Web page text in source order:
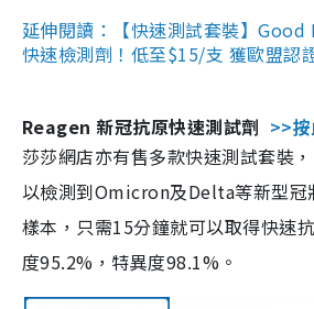
延伸閱讀：【快速測試套裝】Good
快速檢測劑！低至$15/支 獲歐盟認
Reagen 新冠抗原快速測試劑 >>
莎莎網店亦有售多款快速測試套裝
以檢測到Omicron及Delta等新型冠
樣本，只需15分鐘就可以取得快速
度95.2%，特異度98.1%。